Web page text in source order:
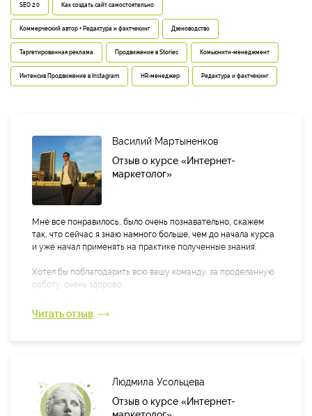
SEO 2.0 Как создать сайт самостоятельно
Коммерческий автор + Редактура и фактчекинг Дзеноводство
Таргетированная реклама Продвижение в Stories Комьюнити-менеджмент
Интенсив Продвижение в Instagram HR-менеджер Редактура и фактчекинг
Василий Мартыненков
Отзыв о курсе «Интернет-
маркетолог»
Мне все понравилось, было очень познавательно, скажем
так, что сейчас я знаю намного больше, чем до начала курса
и уже начал применять на практике полученные знания.
Хотел бы поблагодарить всю вашу команду, за проделанную
работу, очень здорово.
Что касается минусов, ну или пожеланий, то они относятся
Читать отзыв
Людмила Усольцева
Отзыв о курсе «Интернет-